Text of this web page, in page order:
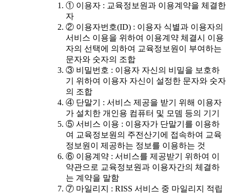
① 이용자 : 교육정보원과 이용계약을 체결한
자
② 이용자번호(ID) : 이용자 식별과 이용자의
서비스 이용을 위하여 이용계약 체결시 이용
자의 선택에 의하여 교육정보원이 부여하는
문자와 숫자의 조합
③ 비밀번호 : 이용자 자신의 비밀을 보호하
기 위하여 이용자 자신이 설정한 문자와 숫자
의 조합
④ 단말기 : 서비스 제공을 받기 위해 이용자
가 설치한 개인용 컴퓨터 및 모뎀 등의 기기
⑤ 서비스 이용 : 이용자가 단말기를 이용하
여 교육정보원의 주전산기에 접속하여 교육
정보원이 제공하는 정보를 이용하는 것
⑥ 이용계약 : 서비스를 제공받기 위하여 이
약관으로 교육정보원과 이용자간의 체결하
는 계약을 말함
⑦ 마일리지 : RISS 서비스 중 마일리지 적립